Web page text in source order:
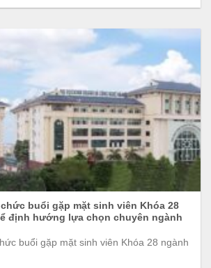
buổi gặp mặt sinh viên Khóa 28
định hướng lựa chọn chuyên ngành
buổi gặp mặt sinh viên Khóa 28 ngành